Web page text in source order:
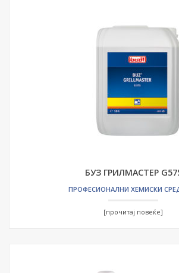
БУЗ ГРИЛМАСТЕР
ПРОФЕСИОНАЛНИ ХЕМИСКИ
[прочитај повеќе]